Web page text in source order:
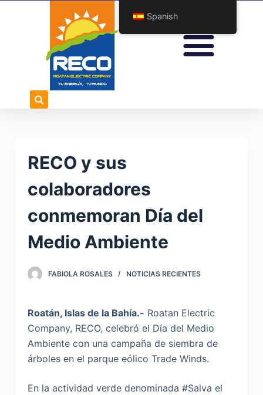
RECO y sus
colaboradores
conmemoran Día del
Medio Ambiente
FABIOLA ROSALES NOTICIAS RECIENTES
Roatán, Islas de la Bahía.- Roatan Electric
Company, RECO, celebró el Día del Medio
Ambiente con una campaña de siembra de
árboles en el parque eólico Trade Winds.
En la actividad verde denominada #Salva el
Spanish